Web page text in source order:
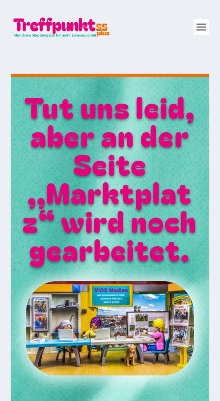
Tut uns leid,
aber an der
Seite
,,Marktplat
z“ wird noch
gearbeitet.